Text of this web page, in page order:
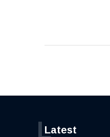
Latest
L